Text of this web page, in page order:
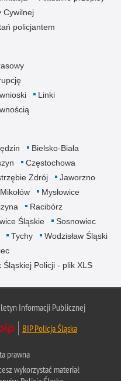
Cywilnej
policjantem
Linki
Bielsko-Biała
Częstochowa
Zdrój
Jaworzno
Mikołów
Mysłowice
Racibórz
Śląskie
Sosnowiec
Tychy
Wodzisław Śląski
Policji - plik XLS
Informacji Publicznej
BIP Policja Śląska
prawna
wykorzystać materiał